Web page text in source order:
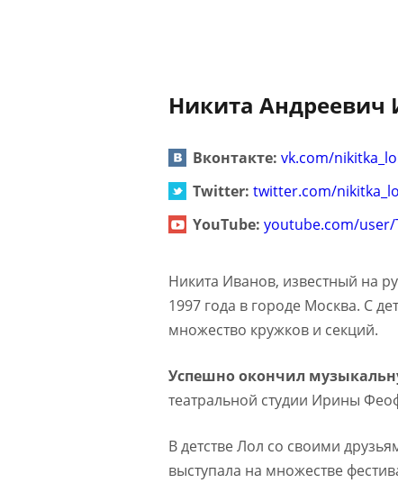
Никита Андреевич
Вконтакте: vk.com/
Twitter: twitter.com/
YouTube: youtube.com/
Никита Иванов, известный на
1997 года в городе Москва. С
множество кружков и секций.
Успешно окончил
театральной студии Ирины
В детстве Лол со своими
выступала на множестве